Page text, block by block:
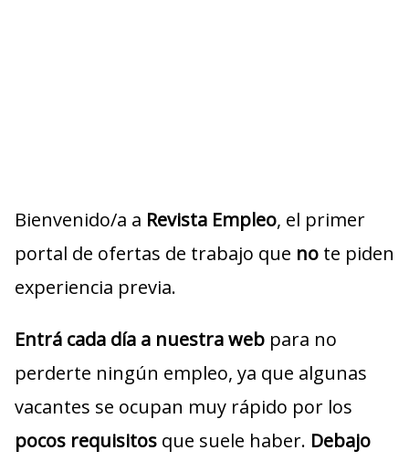
Bienvenido/a a Revista Empleo, el primer
portal de ofertas de trabajo que no te piden
experiencia previa.
Entrá cada día a nuestra web para no
perderte ningún empleo, ya que algunas
vacantes se ocupan muy rápido por los
pocos requisitos que suele haber. Debajo